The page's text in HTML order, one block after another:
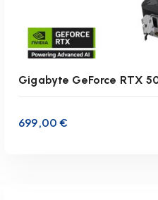
Gigabyte GeForce RTX
699,00€